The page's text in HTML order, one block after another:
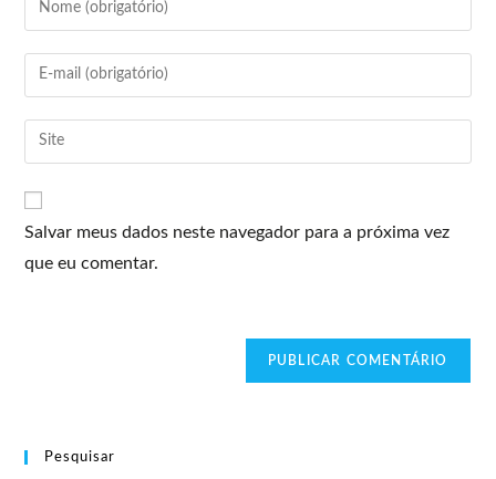
Salvar meus dados neste navegador para a próxima vez
que eu comentar.
Pesquisar